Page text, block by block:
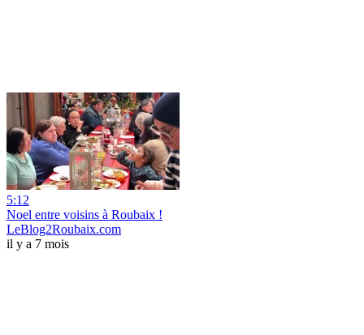
5:12
Noel entre voisins à Roubaix !
LeBlog2Roubaix.com
il y a 7 mois